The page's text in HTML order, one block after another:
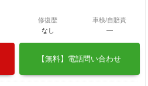
修復歴
なし
車検/自賠責
―
【無料】電話問い合わせ